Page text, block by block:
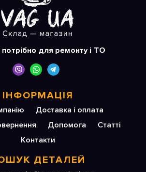
для ремонту і ТО
ІНФОРМАЦІЯ
Доставка і оплата
Допомога
Статті
Контакти
ДЕТАЛЕЙ